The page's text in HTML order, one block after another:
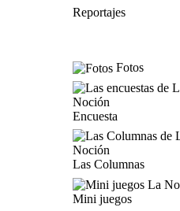
Reportajes
Fotos
Encuesta
Las Columnas
Mini juegos